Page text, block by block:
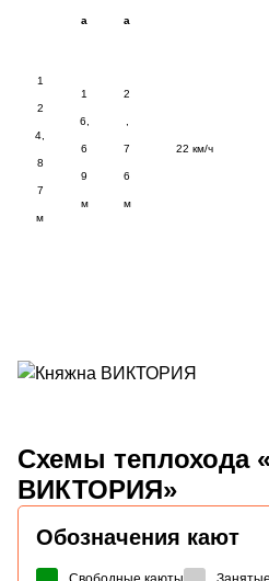
а а
1
2
4,
8
7
м
1
6,
6
9
м
2
7
6
м
22 км/ч
Схемы теплохода
ВИКТОРИЯ»
Обозначения кают